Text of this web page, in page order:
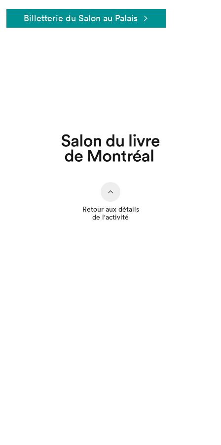
Billetterie du Salon au Palais
Retour aux détails
de l'activité